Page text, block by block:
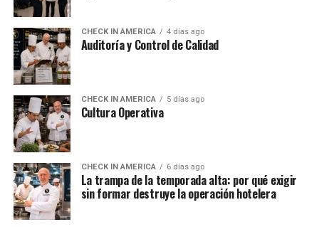
CHECK IN AMERICA 4 días ago
Auditoría y Control de Calidad
CHECK IN AMERICA 5 días ago
Cultura Operativa
CHECK IN AMERICA 6 días ago
La trampa de la temporada alta: por qué exigir
sin formar destruye la operación hotelera